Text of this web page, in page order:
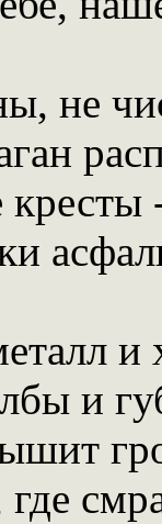
не
кресты
и
и